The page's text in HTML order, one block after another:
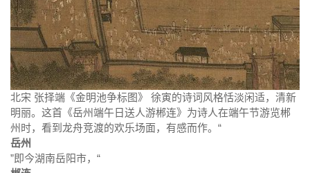
北宋 张择端《金明池争标图》 徐寅的诗词风格恬淡闲适，清新
明丽。这首《岳州端午日送人游郴连》为诗人在端午节游览郴
州时，看到龙舟竞渡的欢乐场面，有感而作。“
岳州
”即今湖南岳阳市，“